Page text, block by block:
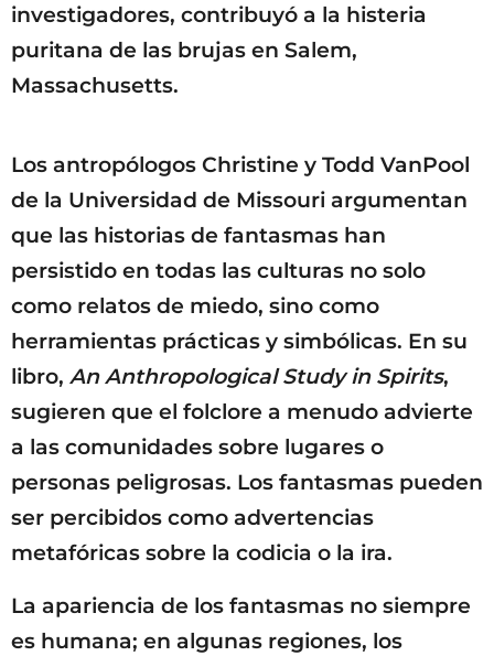
investigadores, contribuyó a la histeria
puritana de las brujas en Salem,
Massachusetts.
Los antropólogos Christine y Todd VanPool
de la Universidad de Missouri argumentan
que las historias de fantasmas han
persistido en todas las culturas no solo
como relatos de miedo, sino como
herramientas prácticas y simbólicas. En su
libro, An Anthropological Study in Spirits,
sugieren que el folclore a menudo advierte
a las comunidades sobre lugares o
personas peligrosas. Los fantasmas pueden
ser percibidos como advertencias
metafóricas sobre la codicia o la ira.
La apariencia de los fantasmas no siempre
es humana; en algunas regiones, los